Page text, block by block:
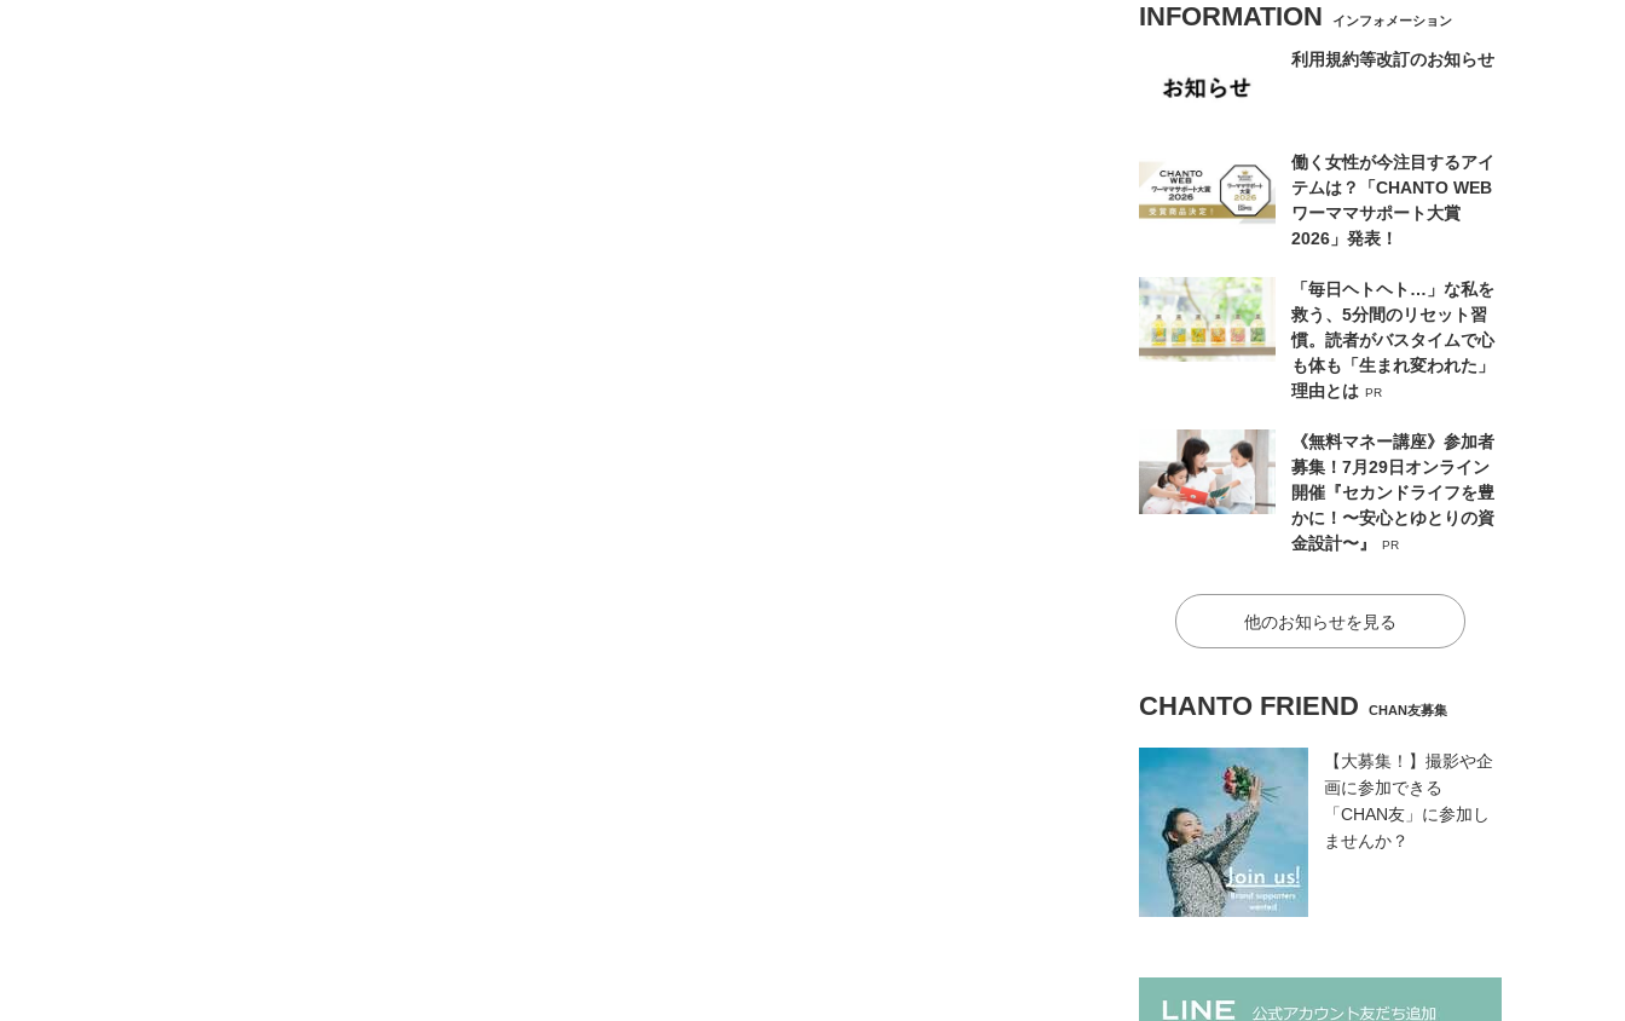
INFORMATION インフォメーション
利用規約等改訂のお知らせ
働く女性が今注目するアイ
テムは？「CHANTO WEB
ワーママサポート大賞
2026」発表！
「毎日ヘトヘト…」な私を
救う、5分間のリセット習
慣。読者がバスタイムで心
も体も「生まれ変われた」
理由とは PR
《無料マネー講座》参加者
募集！7月29日オンライン
開催『セカンドライフを豊
かに！〜安心とゆとりの資
金設計〜』
PR
他のお知らせを見る
CHANTO FRIEND CHAN友募集
【大募集！】撮影や企
画に参加できる
「CHAN友」に参加し
ませんか？